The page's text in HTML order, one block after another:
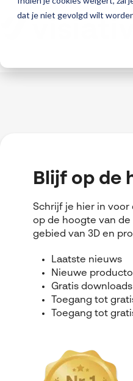
dat je niet gevolgd wilt
Blijf op de
Schrijf je hier in voor
op de hoogte van
gebied van 3D en
Laatste nieuws
Nieuwe
Gratis downloads
Toegang tot
Toegang tot